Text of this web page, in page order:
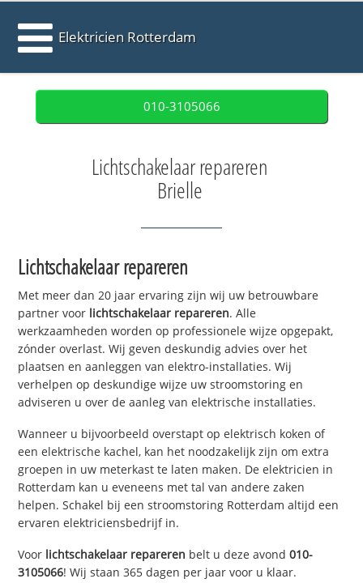
Elektricien Rotterdam
010-3105066
Lichtschakelaar repareren
Brielle
Lichtschakelaar repareren
Met meer dan 20 jaar ervaring zijn wij uw betrouwbare
partner voor lichtschakelaar repareren. Alle
werkzaamheden worden op professionele wijze opgepakt,
zónder overlast. Wij geven deskundig advies over het
plaatsen en aanleggen van elektro-installaties. Wij
verhelpen op deskundige wijze uw stroomstoring en
adviseren u over de aanleg van elektrische installaties.
Wanneer u bijvoorbeeld overstapt op elektrisch koken of
een elektrische kachel, kan het noodzakelijk zijn om extra
groepen in uw meterkast te laten maken. De elektricien in
Rotterdam kan u eveneens met tal van andere zaken
helpen. Schakel bij een stroomstoring Rotterdam altijd een
ervaren elektriciensbedrijf in.
Voor lichtschakelaar repareren belt u deze avond010-
3105066! Wij staan 365 dagen per jaar voor u klaar.